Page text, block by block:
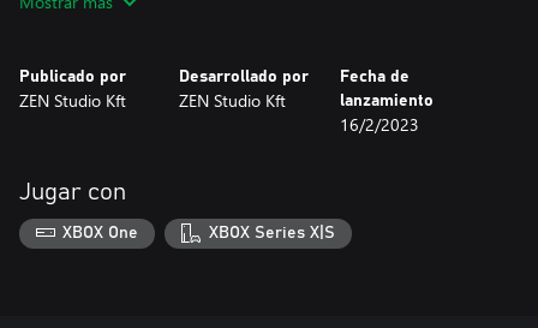
Safe Cracker™
Publicado por
ZEN Studio Kft
Desarrollado por
ZEN Studio Kft
Fecha de
lanzamiento
16/2/2023
Jugar con
XBOX One XBOX Series X|S